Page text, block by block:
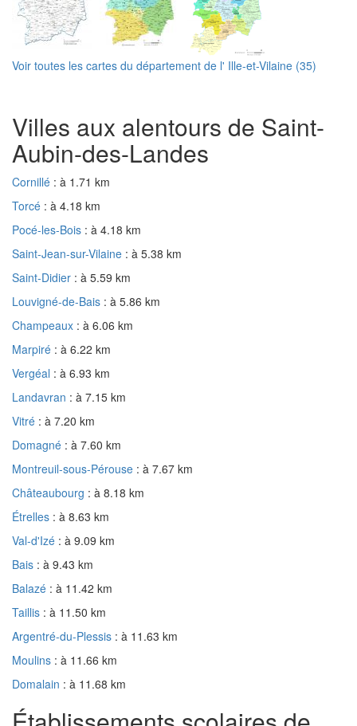
Voir toutes les cartes du département de l' Ille-et-Vilaine (35)
Villes aux alentours de Saint-
Aubin-des-Landes
Cornillé : à 1.71 km
Torcé : à 4.18 km
Pocé-les-Bois : à 4.18 km
Saint-Jean-sur-Vilaine : à 5.38 km
Saint-Didier : à 5.59 km
Louvigné-de-Bais : à 5.86 km
Champeaux : à 6.06 km
Marpiré : à 6.22 km
Vergéal : à 6.93 km
Landavran : à 7.15 km
Vitré : à 7.20 km
Domagné : à 7.60 km
Montreuil-sous-Pérouse : à 7.67 km
Châteaubourg : à 8.18 km
Étrelles : à 8.63 km
Val-d'Izé : à 9.09 km
Bais : à 9.43 km
Balazé : à 11.42 km
Taillis : à 11.50 km
Argentré-du-Plessis : à 11.63 km
Moulins : à 11.66 km
Domalain : à 11.68 km